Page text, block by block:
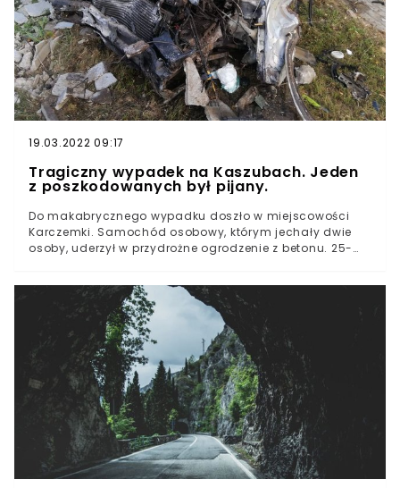
19.03.2022 09:17
Tragiczny wypadek na Kaszubach. Jeden
z poszkodowanych był pijany.
Do makabrycznego wypadku doszło w miejscowości
Karczemki. Samochód osobowy, którym jechały dwie
osoby, uderzył w przydrożne ogrodzenie z betonu. 25-
Wojewódzkiej Policji w Wejherowie tuż po godzinie 4:00
we wtorek 27 lipca.– Do zdarzenia doszło na ul.
Gdańskiej w Karczemkach na Kaszubach – przekazali
wejherowscy policjanci.